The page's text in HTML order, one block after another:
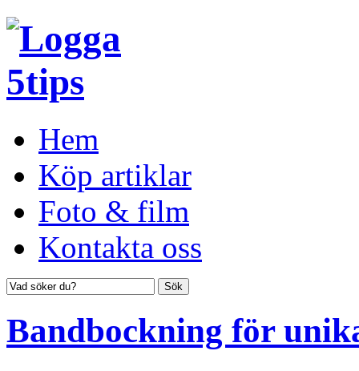
Hem
Köp artiklar
Foto & film
Kontakta oss
Bandbockning för